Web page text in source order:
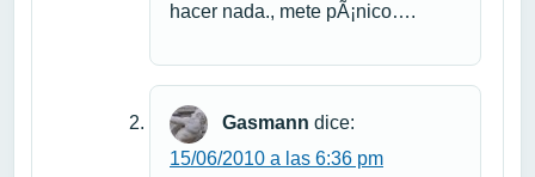
hacer nada., mete pÃ¡nico….
Gasmann dice:
15/06/2010 a las 6:36 pm